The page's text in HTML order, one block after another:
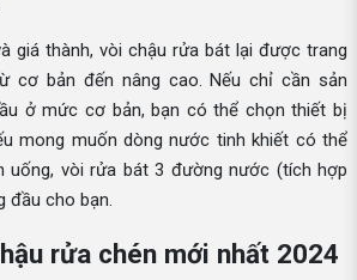
giá thành, vòi chậu rửa bát lại được trang
cơ bản đến nâng cao. Nếu chỉ cần sản
ở mức cơ bản, bạn có thể chọn thiết bị
mong muốn dòng nước tinh khiết có thể
uống, vòi rửa bát 3 đường nước (tích hợp
đầu cho bạn.
rửa chén mới nhất 2024